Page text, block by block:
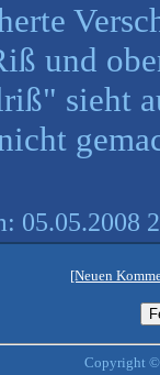
und
sieht
05.05.2008
[Neuen
Copyright ©